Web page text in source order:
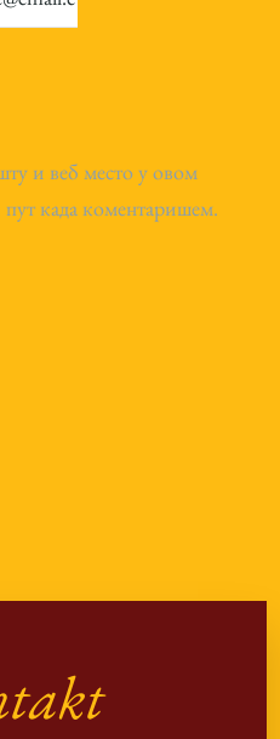
и веб место у овом
пут када коментаришем.